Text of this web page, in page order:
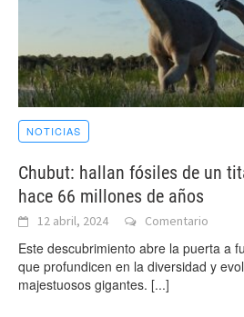
NOTICIAS
Chubut: hallan fósiles de un
hace 66 millones de años
12 abril, 2024 Comentario
Este descubrimiento abre la puerta a
que profundicen en la diversidad y
majestuosos gigantes. [...]